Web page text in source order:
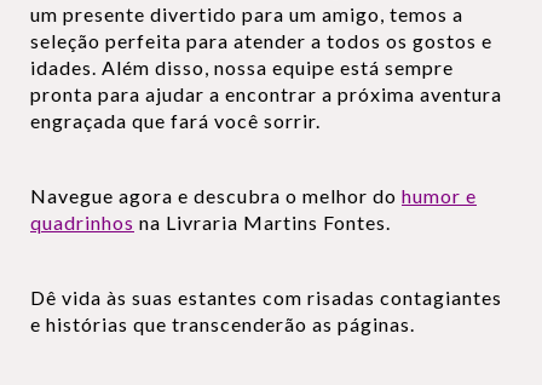
um presente divertido para um amigo, temos a
seleção perfeita para atender a todos os gostos e
idades. Além disso, nossa equipe está sempre
pronta para ajudar a encontrar a próxima aventura
engraçada que fará você sorrir.
Navegue agora e descubra o melhor do humor e
quadrinhos na Livraria Martins Fontes.
Dê vida às suas estantes com risadas contagiantes
e histórias que transcenderão as páginas.